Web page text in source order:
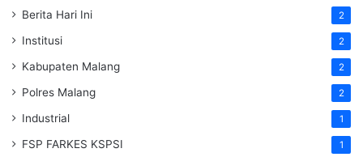
Berita Hari Ini 2
Institusi 2
Kabupaten Malang 2
Polres Malang 2
Industrial 1
FSP FARKES KSPSI 1